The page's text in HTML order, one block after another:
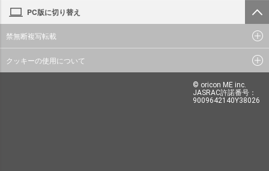
PC版に切り替え
禁無断複写転載
クッキーの使用について
© oricon ME inc.
JASRAC許諾番号：
9009642140Y38026